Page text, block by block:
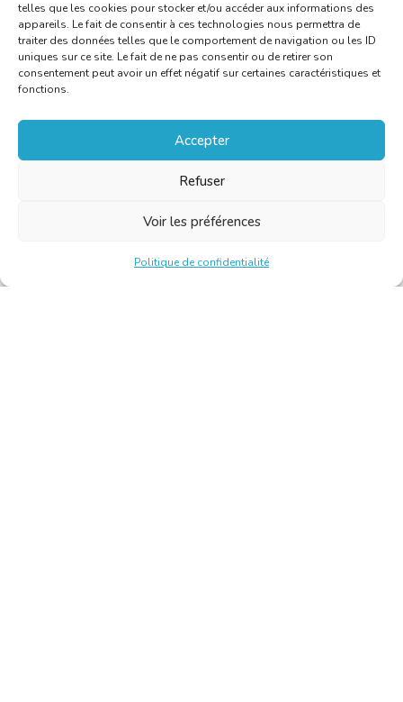
telles que les cookies pour stocker et/ou accéder aux informations des
appareils. Le fait de consentir à ces technologies nous permettra de
traiter des données telles que le comportement de navigation ou les ID
uniques sur ce site. Le fait de ne pas consentir ou de retirer son
consentement peut avoir un effet négatif sur certaines caractéristiques et
fonctions.
Accepter
Refuser
Voir les préférences
Politique de confidentialité